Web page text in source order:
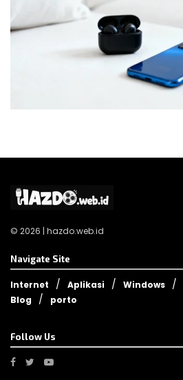
© 2026 | hazdo.web.id
Navigate Site
Internet Aplikasi Windows
Blog
porto
Follow Us